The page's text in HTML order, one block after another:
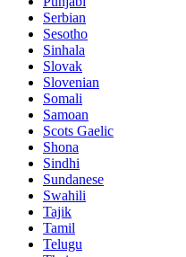
Serbian
Sesotho
Sinhala
Slovak
Slovenian
Somali
Samoan
Scots Gaelic
Shona
Sindhi
Sundanese
Swahili
Tajik
Tamil
Telugu